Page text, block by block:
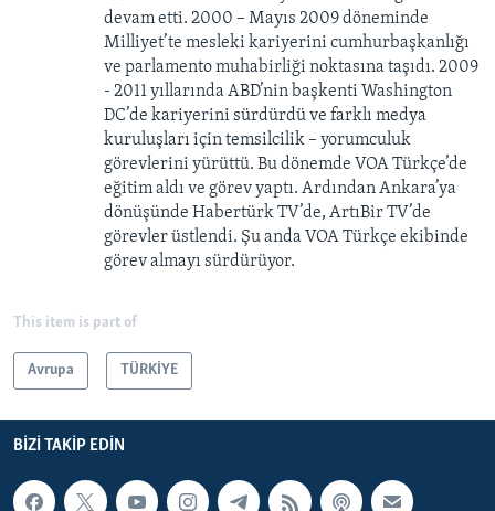
devam etti. 2000 – Mayıs 2009 döneminde
Milliyet’te mesleki kariyerini cumhurbaşkanlığı
ve parlamento muhabirliği noktasına taşıdı. 2009
- 2011 yıllarında ABD’nin başkenti Washington
DC’de kariyerini sürdürdü ve farklı medya
kuruluşları için temsilcilik – yorumculuk
görevlerini yürüttü. Bu dönemde VOA Türkçe’de
eğitim aldı ve görev yaptı. Ardından Ankara’ya
dönüşünde Habertürk TV’de, ArtıBir TV’de
görevler üstlendi. Şu anda VOA Türkçe ekibinde
görev almayı sürdürüyor.
This item is part of
Avrupa TÜRKİYE
BIZI TAKIP EDIN